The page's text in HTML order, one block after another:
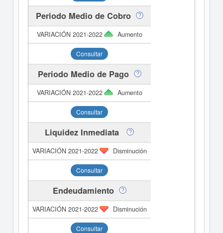
Periodo Medio de Cobro
Aumento
Consultar
Periodo Medio de Pago
Aumento
Consultar
Liquidez Inmediata
Disminución
Consultar
Endeudamiento
Disminución
Consultar